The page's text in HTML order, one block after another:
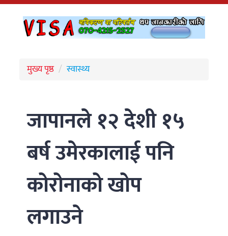
मुख्य पृष्ठ स्वास्थ्य
जापानले १२ देशी १५
बर्ष उमेरकालाई पनि
कोरोनाको खोप
लगाउने